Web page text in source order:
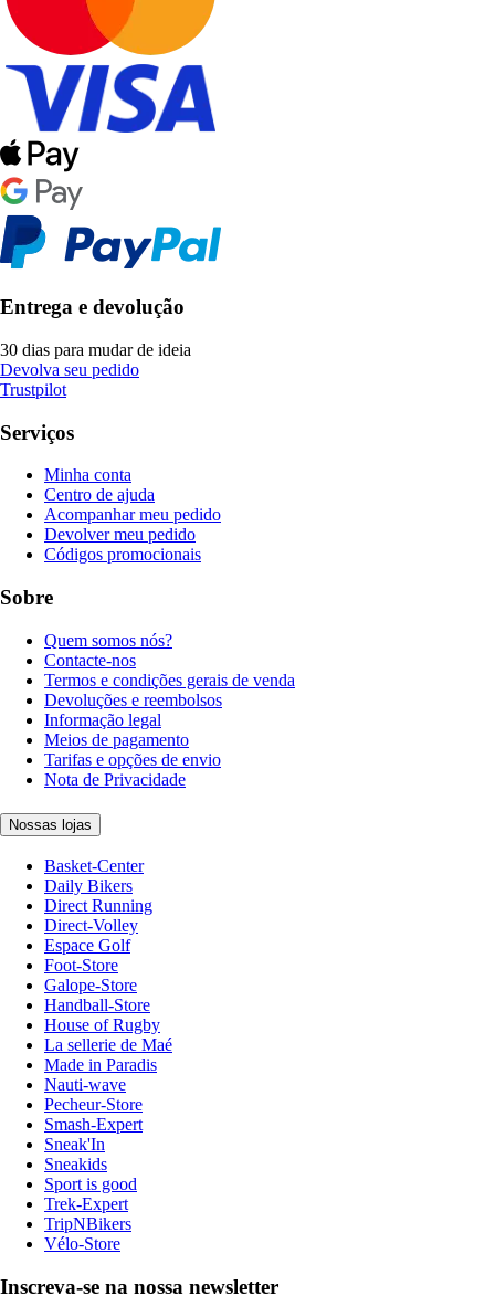
Entrega e devolução
30 dias para mudar de ideia
Devolva seu pedido
Trustpilot
Serviços
Minha conta
Centro de ajuda
Acompanhar meu pedido
Devolver meu pedido
Códigos promocionais
Sobre
Quem somos nós?
Contacte-nos
Termos e condições gerais de venda
Devoluções e reembolsos
Informação legal
Meios de pagamento
Tarifas e opções de envio
Nota de Privacidade
Nossas lojas
Basket-Center
Daily Bikers
Direct Running
Direct-Volley
Espace Golf
Foot-Store
Galope-Store
Handball-Store
House of Rugby
La sellerie de Maé
Made in Paradis
Nauti-wave
Pecheur-Store
Smash-Expert
Sneak'In
Sneakids
Sport is good
Trek-Expert
TripNBikers
Vélo-Store
Inscreva-se na nossa newsletter